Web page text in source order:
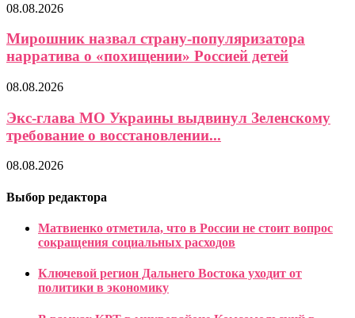
08.08.2026
Мирошник назвал страну-популяризатора
нарратива о «похищении» Россией детей
08.08.2026
Экс-глава МО Украины выдвинул Зеленскому
требование о восстановлении...
08.08.2026
Выбор редактора
Матвиенко отметила, что в России не стоит вопрос
сокращения социальных расходов
Ключевой регион Дальнего Востока уходит от
политики в экономику